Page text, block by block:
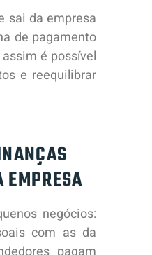
sai da empresa
de pagamento
é possível
e reequilibrar
EMPRESA
negócios:
com as da